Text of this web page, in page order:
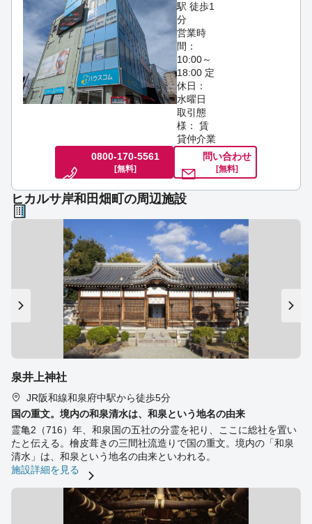
駅 徒歩1
分
営業時
間：
10:00～
18:00 定
休日：
水曜日
取引態
様： 賃
貸仲介業
0800-170-5561
[無料]
問い合わせ
[無料]
ヒカルサ岸和田畑町の周辺施設
泉井上神社
JR阪和線和泉府中駅から徒歩5分
国の重文。境内の和泉清水は、和泉という地名の由来
霊亀2（716）年、和泉国の五社の分霊を祀り、ここに総社を置い
たと伝える。檜皮葺きの三間社流造りで国の重文。境内の「和泉
清水」は、和泉という地名の由来といわれる。
施設詳細を見る